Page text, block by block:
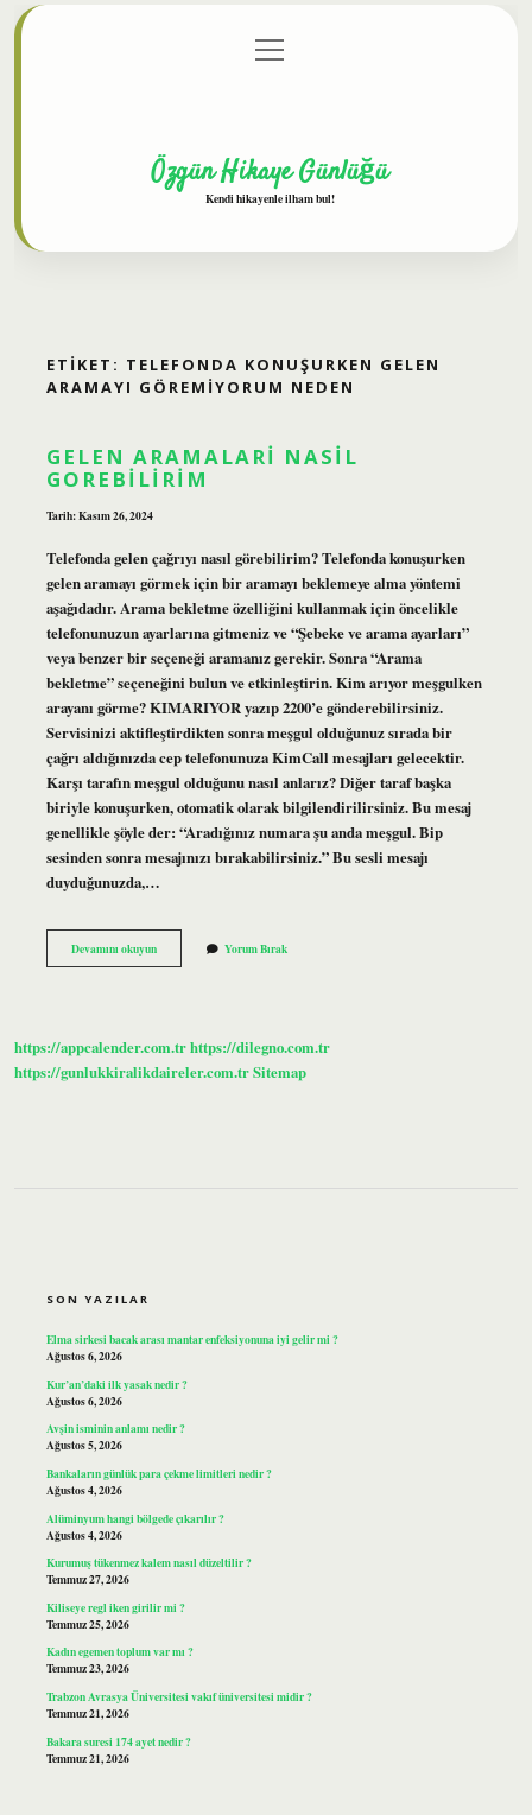
Gizlilik Politikası
menüyü
aç
Özgün Hikaye Günlüğü
Kendi hikayenle ilham bul!
ETIKET: TELEFONDA KONUŞURKEN GELEN
ARAMAYI GÖREMIYORUM NEDEN
GELEN ARAMALARI NASIL
GOREBILIRIM
Tarih: Kasım 26, 2024
Telefonda gelen çağrıyı nasıl görebilirim? Telefonda konuşurken
gelen aramayı görmek için bir aramayı beklemeye alma yöntemi
aşağıdadır. Arama bekletme özelliğini kullanmak için öncelikle
telefonunuzun ayarlarına gitmeniz ve “Şebeke ve arama ayarları”
veya benzer bir seçeneği aramanız gerekir. Sonra “Arama
bekletme” seçeneğini bulun ve etkinleştirin. Kim arıyor meşgulken
arayanı görme? KIMARIYOR yazıp 2200’e gönderebilirsiniz.
Servisinizi aktifleştirdikten sonra meşgul olduğunuz sırada bir
çağrı aldığınızda cep telefonunuza KimCall mesajları gelecektir.
Karşı tarafın meşgul olduğunu nasıl anlarız? Diğer taraf başka
biriyle konuşurken, otomatik olarak bilgilendirilirsiniz. Bu mesaj
genellikle şöyle der: “Aradığınız numara şu anda meşgul. Bip
sesinden sonra mesajınızı bırakabilirsiniz.” Bu sesli mesajı
duyduğunuzda,…
Devamını okuyunGelen
Aramalari
Yorum Bırak
https://appcalender.com.trhttps://dilegno.com.tr
https://gunlukkiralikdaireler.com.trSitemap
SON YAZILAR
Elma sirkesi bacak arası mantar enfeksiyonuna iyi gelir mi ?
Ağustos 6, 2026
Kur’an’daki ilk yasak nedir ?
Ağustos 6, 2026
Avşin isminin anlamı nedir ?
Ağustos 5, 2026
Bankaların günlük para çekme limitleri nedir ?
Ağustos 4, 2026
Alüminyum hangi bölgede çıkarılır ?
Ağustos 4, 2026
Kurumuş tükenmez kalem nasıl düzeltilir ?
Temmuz 27, 2026
Kiliseye regl iken girilir mi ?
Temmuz 25, 2026
Kadın egemen toplum var mı ?
Temmuz 23, 2026
Trabzon Avrasya Üniversitesi vakıf üniversitesi midir ?
Temmuz 21, 2026
Bakara suresi 174 ayet nedir ?
Temmuz 21, 2026